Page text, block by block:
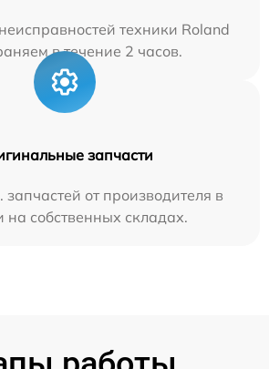
техники Roland
в течение 2 часов.
запчасти
запчастей от производителя в
на собственных складах.